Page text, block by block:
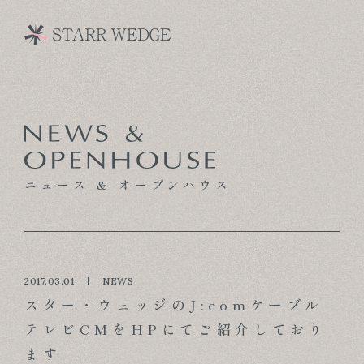
CONCEPT
TECHNOLOGY
MODEL HOUSE
ニュース & オープンハウス
2017.03.01 NEWS
スター・ウェッジのJ:comケーブル
テレビCMをHPにてご紹介しており
ます